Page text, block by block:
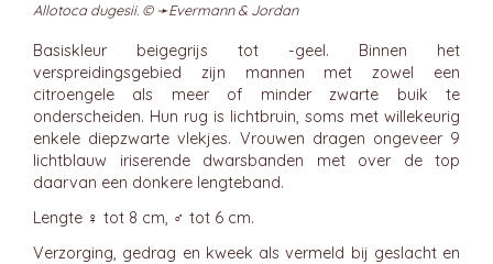
Allotoca dugesii. © ➛Evermann & Jordan
Basiskleur beigegrijs tot -geel. Binnen het
verspreidingsgebied zijn mannen met zowel een
citroengele als meer of minder zwarte buik te
onderscheiden. Hun rug is lichtbruin, soms met willekeurig
enkele diepzwarte vlekjes. Vrouwen dragen ongeveer 9
lichtblauw iriserende dwarsbanden met over de top
daarvan een donkere lengteband.
Lengte ♀ tot 8 cm, ♂ tot 6 cm.
Verzorging, gedrag en kweek als vermeld bij geslacht en